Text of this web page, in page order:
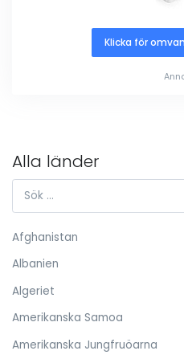
Klicka för
Alla länder
Afghanistan
Albanien
Algeriet
Amerikanska Samoa
Amerikanska Jungfruöarna